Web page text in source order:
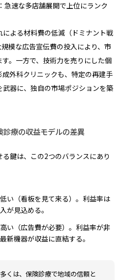
急速な多店舗展開で上位にランク
よる材料費の低減（ドミナント戦
模な広告宣伝費の投入により、市
。一方で、技術力を売りにした個
外科クリニックも、特定の再建手
器に、独自の市場ポジションを築
診療の収益モデルの差異
鍵は、この2つのバランスにあり
い（看板を見て来る）。利益率は
が見込める。
い（広告費が必要）。利益率が非
新機器が収益に直結する。
くは、保険診療で地域の信頼と